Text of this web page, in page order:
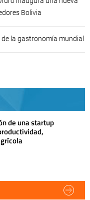
Bolivia
la gastronomía mundial
de una startup